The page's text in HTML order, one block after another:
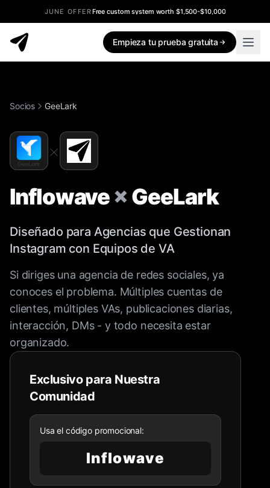
JUNE OFFERFree custom system worth $1,500-$10,000
Empieza tu prueba gratuita
Socios GeeLark
×
Inflowave×GeeLark
Diseñado para Agencias que Gestionan
Instagram con Equipos de VA
Si diriges una agencia de redes sociales, ya
conoces el problema. Múltiples cuentas de
clientes, múltiples VAs, publicaciones diarias,
interacción, DMs - y todo necesita estar
organizado.
Exclusivo para Nuestra
Comunidad
Usa el código promocional:
Inflowave